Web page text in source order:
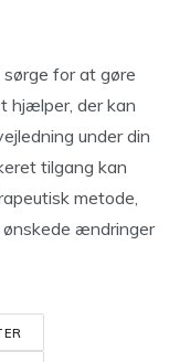
for at gøre
hjælper, der kan
under din
tilgang kan
metode,
ændringer